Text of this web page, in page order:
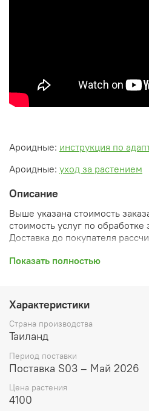
Ароидные: инструкция по
Ароидные: уход за растением
Описание
Выше указана стоимость
стоимость услуг по обработке
Доставка до покупателя
После оформления заказа вы
скидки, уточнен способ
бронирование и т.д.). Затем
согласованные счета со
растений. При этом
Внимание: фото в каталоге
размере, указанном в карточке
Показать полностью
Характеристики
Страна производства
Таиланд
Период поставки
Поставка S03 – Май 2026
Цена растения
4100